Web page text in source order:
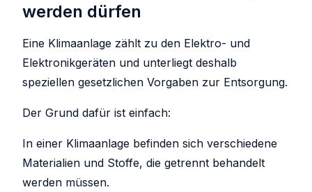
werden dürfen
Eine Klimaanlage zählt zu den Elektro- und
Elektronikgeräten und unterliegt deshalb
speziellen gesetzlichen Vorgaben zur Entsorgung.
Der Grund dafür ist einfach:
In einer Klimaanlage befinden sich verschiedene
Materialien und Stoffe, die getrennt behandelt
werden müssen.